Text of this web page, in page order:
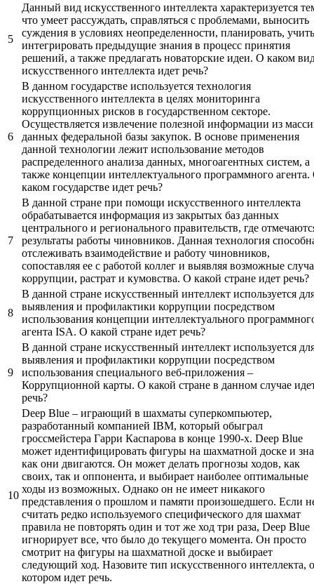
5
Данный вид искусственного интеллекта характеризуется
что умеет рассуждать, справляться с проблемами, выносить
суждения в условиях неопределенности, планировать,
интегрировать предыдущие знания в процесс принятия
решений, а также предлагать новаторские идеи. О каком
искусственного интеллекта идет речь?
6
В данном государстве используется технология
искусственного интеллекта в целях мониторинга
коррупционных рисков в государственном секторе.
Осуществляется извлечение полезной информации из
данных федеральной базы закупок. В основе применения
данной технологии лежит использование методов
распределенного анализа данных, многоагентных систем, а
также концепции интеллектуального программного
каком государстве идет речь?
7
В данной стране при помощи искусственного интеллекта
обрабатывается информация из закрытых баз данных
центрального и регионального правительств, где
результаты работы чиновников. Данная технология
отслеживать взаимодействие и работу чиновников,
сопоставляя ее с работой коллег и выявляя возможные
коррупции, растрат и кумовства. О какой стране идет речь?
8
В данной стране искусственный интеллект используется
выявления и профилактики коррупции посредством
использования концепции интеллектуального
агента ISA. О какой стране идет речь?
9
В данной стране искусственный интеллект используется
выявления и профилактики коррупции посредством
использования специального веб-приложения –
Коррупционной карты. О какой стране в данном случае
речь?
10
Deep Blue – играющий в шахматы суперкомпьютер,
разработанный компанией IBM, который обыграл
гроссмейстера Гарри Каспарова в конце 1990-х. Deep Blue
может идентифицировать фигуры на шахматной доске и
как они двигаются. Он может делать прогнозы ходов, как
своих, так и оппонента, и выбирает наиболее оптимальные
ходы из возможных. Однако он не имеет никакого
представления о прошлом и памяти произошедшего. Если
считать редко используемого специфического для шахмат
правила не повторять один и тот же ход три раза, Deep Blue
игнорирует все, что было до текущего момента. Он просто
смотрит на фигуры на шахматной доске и выбирает
следующий ход. Назовите тип искусственного интеллекта, о
котором идет речь.